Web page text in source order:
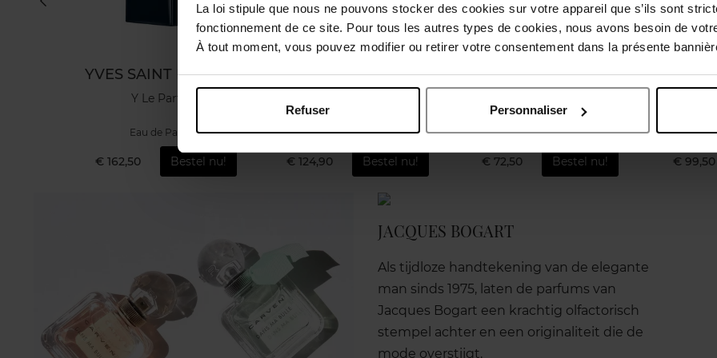
La loi stipule que nous ne pouvons stocker des cookies sur votre appareil que s’ils sont
fonctionnement de ce site. Pour tous les autres types de cookies, nous avons besoin de
À tout moment, vous pouvez modifier ou retirer votre consentement dans la présente
Refuser Personnaliser
YVES SAINT LAURENT
Y Le Parfum
Eau de Parfum
€ 162,50 Bestel nu!
GUERLAIN
Eau de Toilette
€ 124,90 Bestel nu!
GIVENCHY
Eau de Parfum
€ 72,50 Bestel nu!
YVES
€ 99,50
JACQUES BOGART
Als tijdloze handtekening van de elegante
man sinds 1975, laten de parfums van
Jacques Bogart een krachtig olfactorisch
stempel achter en een originaliteit die de
mode overstijgt.